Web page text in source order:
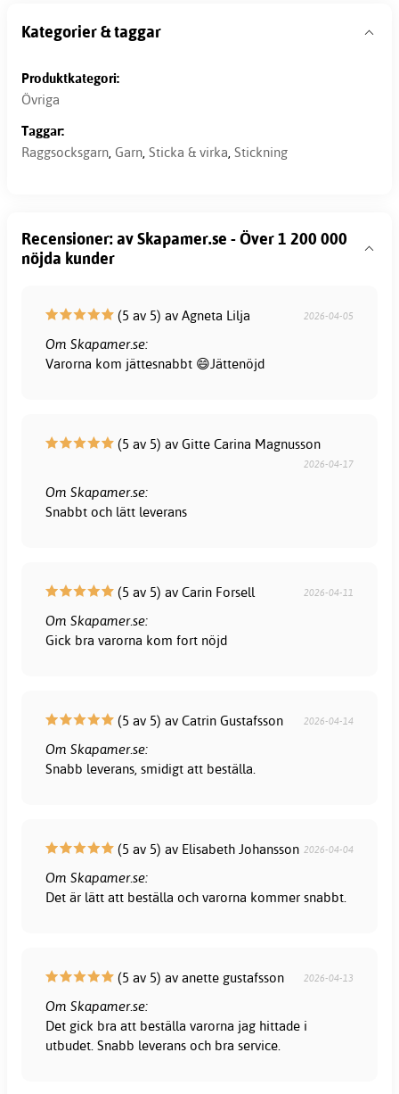
Kategorier & taggar
Produktkategori:
Övriga
Taggar:
Raggsocksgarn, Garn, Sticka & virka, Stickning
Recensioner: av Skapamer.se - Över 1 200 000
nöjda kunder
(5 av 5) av Agneta Lilja 2026-04-05
Om Skapamer.se:
Varorna kom jättesnabbt 😄Jättenöjd
(5 av 5) av Gitte Carina Magnusson
2026-04-17
Om Skapamer.se:
Snabbt och lätt leverans
(5 av 5) av Carin Forsell 2026-04-11
Om Skapamer.se:
Gick bra varorna kom fort nöjd
(5 av 5) av Catrin Gustafsson 2026-04-14
Om Skapamer.se:
Snabb leverans, smidigt att beställa.
(5 av 5) av Elisabeth Johansson 2026-04-04
Om Skapamer.se:
Det är lätt att beställa och varorna kommer snabbt.
(5 av 5) av anette gustafsson 2026-04-13
Om Skapamer.se:
Det gick bra att beställa varorna jag hittade i
utbudet. Snabb leverans och bra service.